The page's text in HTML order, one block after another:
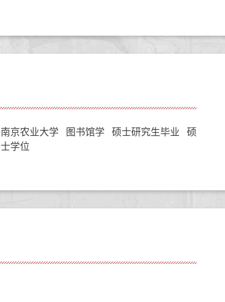
南京农业大学 图书馆学 硕士研究生毕业 硕
士学位